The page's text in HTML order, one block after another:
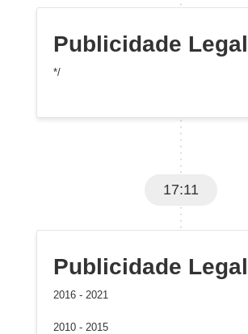
Publicidade
*/
17:11
Publicidade Legal
2016 - 2021
2010 - 2015